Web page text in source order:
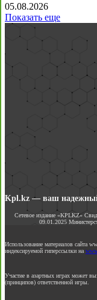
05.08.2026
Показать еще
Kpl.kz — ваш надежный
Сетевое издание «KPLKZ»
09.01.2025
Использование материалов сайта
индексируемой гиперссылки на
Участие в азартных играх может
(принципов) ответственной игры.